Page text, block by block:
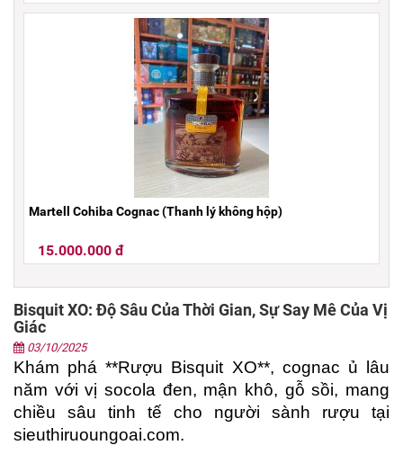
Martell Cohiba Cognac (Thanh lý không hộp)
15.000.000 đ
Bisquit XO: Độ Sâu Của Thời Gian, Sự Say Mê Của Vị
Giác
03/10/2025
Khám phá **Rượu Bisquit XO**, cognac ủ lâu
năm với vị socola đen, mận khô, gỗ sồi, mang
chiều sâu tinh tế cho người sành rượu tại
sieuthiruoungoai.com.